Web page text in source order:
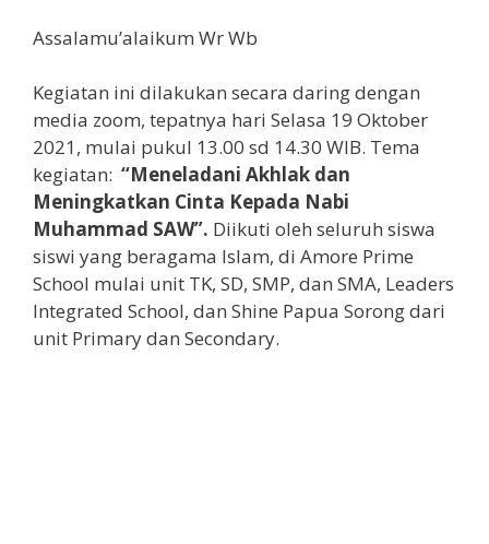
Assalamu’alaikum Wr Wb
Kegiatan ini dilakukan secara daring dengan
media zoom, tepatnya hari Selasa 19 Oktober
2021, mulai pukul 13.00 sd 14.30 WIB. Tema
kegiatan: “Meneladani Akhlak dan
Meningkatkan Cinta Kepada Nabi
Muhammad SAW”. Diikuti oleh seluruh siswa
siswi yang beragama Islam, di Amore Prime
School mulai unit TK, SD, SMP, dan SMA, Leaders
Integrated School, dan Shine Papua Sorong dari
unit Primary dan Secondary.